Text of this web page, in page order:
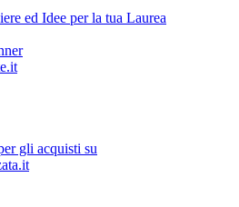
ed Idee per la tua Laurea
gli acquisti su